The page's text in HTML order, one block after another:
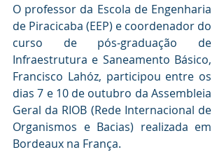
O professor da Escola de Engenharia
de Piracicaba (EEP) e coordenador do
curso de pós-graduação de
Infraestrutura e Saneamento Básico,
Francisco Lahóz, participou entre os
dias 7 e 10 de outubro da Assembleia
Geral da RIOB (Rede Internacional de
Organismos e Bacias) realizada em
Bordeaux na França.